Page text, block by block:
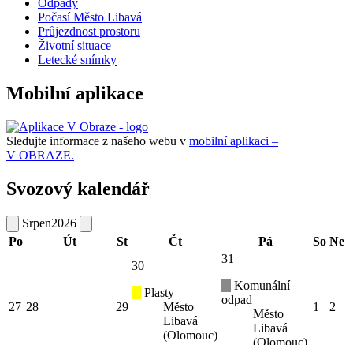
Počasí Město Libavá
Průjezdnost prostoru
Životní situace
Letecké snímky
Mobilní aplikace
Sledujte informace z našeho webu v mobilní aplikaci –
V OBRAZE.
Svozový kalendář
Srpen2026
Po
Út St Čt Pá So Ne
27 28 29
30
Plasty
Město
Libavá
(Olomouc)
31
Komunální
odpad
Město
Libavá
(Olomouc)
1 2